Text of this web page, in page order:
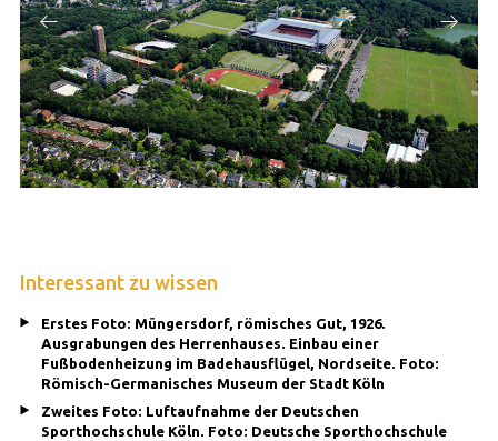
Interessant zu wissen
Erstes Foto: Müngersdorf, römisches Gut, 1926.
Ausgrabungen des Herrenhauses. Einbau einer
Fußbodenheizung im Badehausflügel, Nordseite. Foto:
Römisch-Germanisches Museum der Stadt Köln
Zweites Foto: Luftaufnahme der Deutschen
Sporthochschule Köln. Foto: Deutsche Sporthochschule